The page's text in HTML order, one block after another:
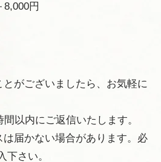
円
がございましたら、お気軽に
以内にご返信いたします。
届かない場合があります。必
下さい。